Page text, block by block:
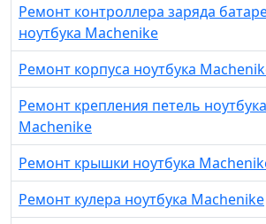
Ремонт контроллера заряда
ноутбука Machenike
Ремонт корпуса ноутбука
Ремонт крепления петель ноутбука
Machenike
Ремонт крышки ноутбука
Ремонт кулера ноутбука Machenike